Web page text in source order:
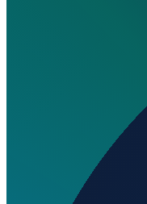
Wo liegt Elk Creek
Auf welcher Höhe